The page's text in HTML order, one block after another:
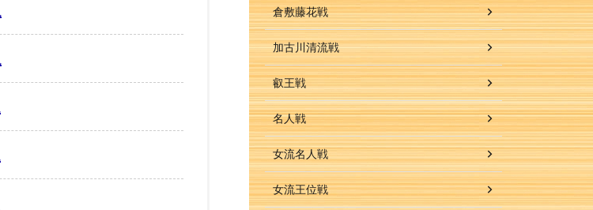
倉敷藤花戦
加古川清流戦
叡王戦
名人戦
女流名人戦
女流王位戦